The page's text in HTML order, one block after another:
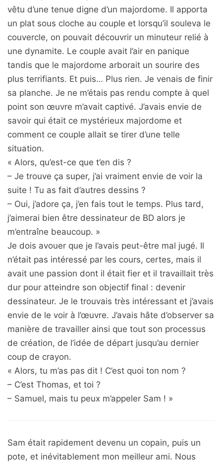
vêtu d’une tenue digne d’un majordome. Il apporta
un plat sous cloche au couple et lorsqu’il souleva le
couvercle, on pouvait découvrir un minuteur relié à
une dynamite. Le couple avait l’air en panique
tandis que le majordome arborait un sourire des
plus terrifiants. Et puis… Plus rien. Je venais de finir
sa planche. Je ne m’étais pas rendu compte à quel
point son œuvre m’avait captivé. J’avais envie de
savoir qui était ce mystérieux majordome et
comment ce couple allait se tirer d’une telle
situation.
« Alors, qu’est-ce que t’en dis ?
– Je trouve ça super, j’ai vraiment envie de voir la
suite ! Tu as fait d’autres dessins ?
– Oui, j’adore ça, j’en fais tout le temps. Plus tard,
j’aimerai bien être dessinateur de BD alors je
m’entraîne beaucoup. »
Je dois avouer que je l’avais peut-être mal jugé. Il
n’était pas intéressé par les cours, certes, mais il
avait une passion dont il était fier et il travaillait très
dur pour atteindre son objectif final : devenir
dessinateur. Je le trouvais très intéressant et j’avais
envie de le voir à l’œuvre. J’avais hâte d’observer sa
manière de travailler ainsi que tout son processus
de création, de l’idée de départ jusqu’au dernier
coup de crayon.
« Alors, tu m’as pas dit ! C’est quoi ton nom ?
– C’est Thomas, et toi ?
– Samuel, mais tu peux m’appeler Sam ! »
Sam était rapidement devenu un copain, puis un
pote, et inévitablement mon meilleur ami. Nous